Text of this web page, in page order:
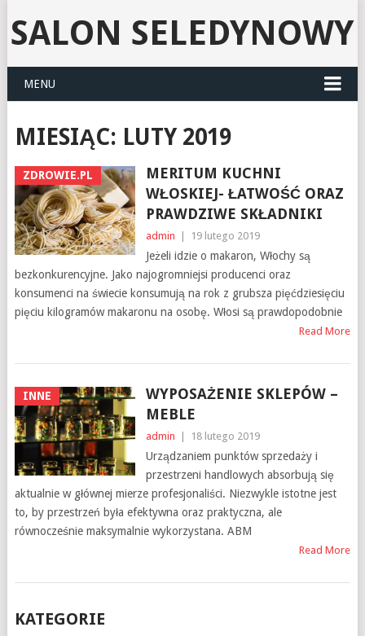
SALON SELEDYNOWY
MENU
MIESIĄC: LUTY 2019
ZDROWIE.PL
MERITUM KUCHNI
WŁOSKIEJ- ŁATWOŚĆ ORAZ
PRAWDZIWE SKŁADNIKI
admin 19 lutego 2019
Jeżeli idzie o makaron, Włochy są
bezkonkurencyjne. Jako najogromniejsi producenci oraz
konsumenci na świecie konsumują na rok z grubsza pięćdziesięciu
pięciu kilogramów makaronu na osobę. Włosi są prawdopodobnie
Read More
INNE
WYPOSAŻENIE SKLEPÓW –
MEBLE
admin 18 lutego 2019
Urządzaniem punktów sprzedaży i
przestrzeni handlowych absorbują się
aktualnie w głównej mierze profesjonaliści. Niezwykle istotne jest
to, by przestrzeń była efektywna oraz praktyczna, ale
równocześnie maksymalnie wykorzystana. ABM
Read More
KATEGORIE